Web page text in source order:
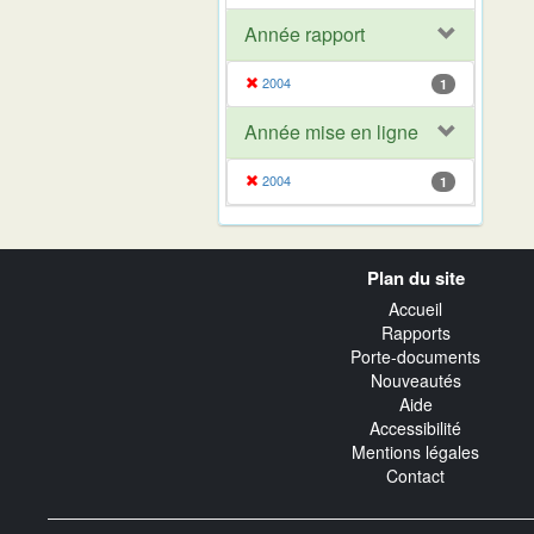
Année rapport
2004 1
Année mise en ligne
2004 1
Plan du site
Accueil
Rapports
Porte-documents
Nouveautés
Aide
Accessibilité
Mentions légales
Contact